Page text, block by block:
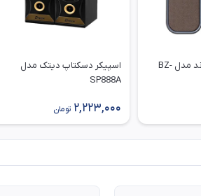
اسپیکر رومیزی بیاند مدل BZ-
اسپیکر دسکتاپ دیتک مدل
SP888A
2,223,000 تومان